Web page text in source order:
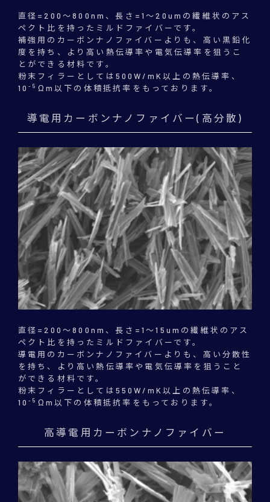
直径=200～800nm、長さ=1～20umの繊維状のアス
ペクト比を持ったミルドファイバーです。
補強用のカーボンナノファイバーよりも、高い黒鉛化
度を持ち、より高い熱伝導率や電気伝導率を狙うこ
とができる材料です。
粉末フィラーとしては500W/mK以上の熱伝導率、
10-5 Ωm以下の体積抵抗率をもっております。
導電用カーボンナノファイバー(高分散)
直径=200～800nm、長さ=1～15umの繊維状のアス
ペクト比を持ったミルドファイバーです。
導電用のカーボンナノファイバーよりも、高い分散性
を持ち、より高い熱伝導率や電気伝導率を狙うこと
ができる材料です。
粉末フィラーとしては550W/mK以上の熱伝導率、
10-5 Ωm以下の体積抵抗率をもっております。
高導電用カーボンナノファイバー